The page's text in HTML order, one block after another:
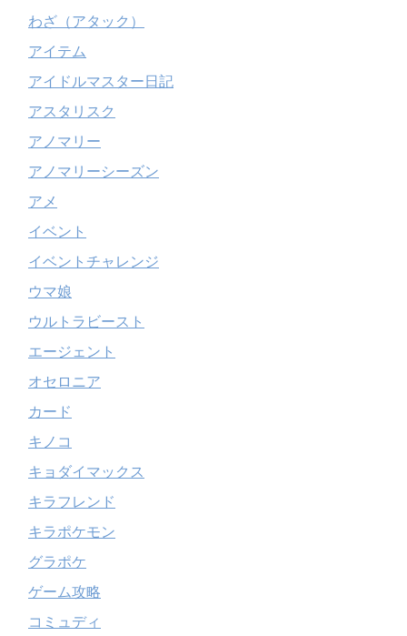
わざ（アタック）
アイテム
アイドルマスター日記
アスタリスク
アノマリー
アノマリーシーズン
アメ
イベント
イベントチャレンジ
ウマ娘
ウルトラビースト
エージェント
オセロニア
カード
キノコ
キョダイマックス
キラフレンド
キラポケモン
グラポケ
ゲーム攻略
コミュディ